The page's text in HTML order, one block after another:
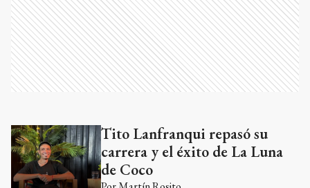
Tito Lanfranqui repasó su
carrera y el éxito de La Luna
de Coco